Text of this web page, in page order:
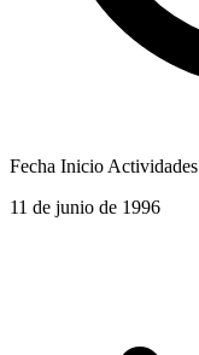
Fecha Inicio Actividades
11 de junio de 1996